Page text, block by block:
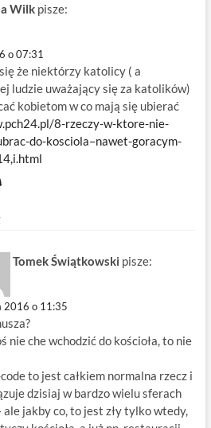
Wilk pisze:
o 07:31
że niektórzy katolicy ( a
ludzie uważający się za katolików)
kobietom w co mają się ubierać
8-rzeczy-w-ktore-nie-
do-kosciola–nawet-goracym-
Tomek Świątkowski pisze:
2016 o 11:35
nie che wchodzić do kościoła, to nie
to jest całkiem normalna rzecz i
dzisiaj w bardzo wielu sferach
ale jakby co, to jest zły tylko wtedy,